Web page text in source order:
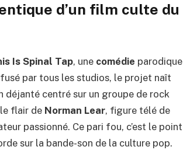
d’un film culte du
Is Spinal Tap, une comédie parodique
par tous les studios, le projet naît
déjanté centré sur un groupe de rock
le flair de Norman Lear, figure télé de
passionné. Ce pari fou, c’est le point
sur la bande-son de la culture pop.